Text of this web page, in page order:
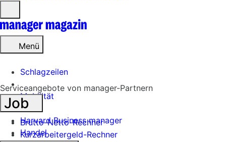
öffnen
Menü
Schlagzeilen
Mobilität
Tech
Harvard Business manager
Handel
Serviceangebote von manager-Partnern
Job
Brutto-Netto-Rechner
Kurzarbeitergeld-Rechner